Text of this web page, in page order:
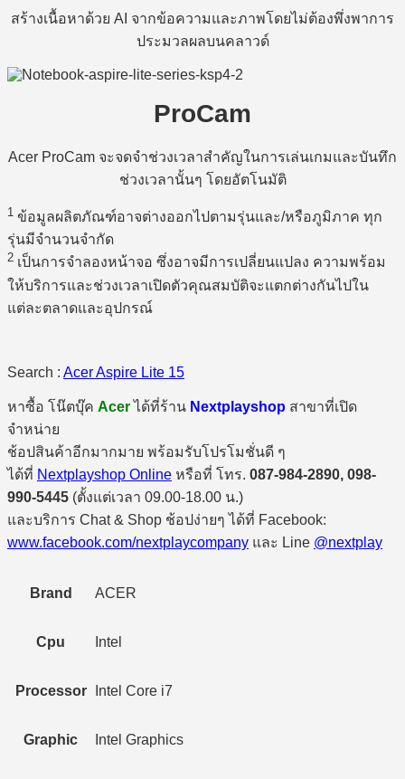
สร้างเนื้อหาด้วย AI จากข้อความและภาพโดยไม่ต้องพึ่งพาการ
ประมวลผลบนคลาวด์
ProCam
Acer ProCam จะจดจำช่วงเวลาสำคัญในการเล่นเกมและบันทึก
ช่วงเวลานั้นๆ โดยอัตโนมัติ
1 ข้อมูลผลิตภัณฑ์อาจต่างออกไปตามรุ่นและ/หรือภูมิภาค ทุก
รุ่นมีจำนวนจำกัด
2 เป็นการจำลองหน้าจอ ซึ่งอาจมีการเปลี่ยนแปลง ความพร้อม
ให้บริการและช่วงเวลาเปิดตัวคุณสมบัติจะแตกต่างกันไปใน
แต่ละตลาดและอุปกรณ์
Search : Acer Aspire Lite 15
หาซื้อ โน๊ตบุ๊ค Acerได้ที่ร้าน Nextplayshop สาขาที่เปิด
จำหน่าย
ช้อปสินค้าอีกมากมาย พร้อมรับโปรโมชั่นดี ๆ
ได้ที่ Nextplayshop Online หรือที่ โทร. 087-984-2890, 098-
990-5445 (ตั้งแต่เวลา 09.00-18.00 น.)
และบริการ Chat & Shop ช้อปง่ายๆ ได้ที่ Facebook:
www.facebook.com/nextplaycompany และ Line @nextplay
Brand ACER
Cpu Intel
Processor Intel Core i7
Graphic Intel Graphics